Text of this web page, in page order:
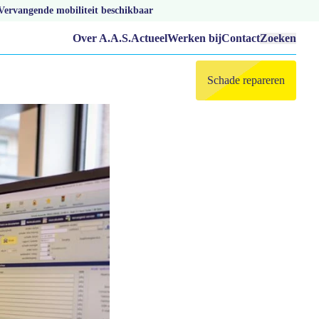
mobiliteit beschikbaar
Over A.A.S.ActueelWerken bijContactZoeken
Schade repareren